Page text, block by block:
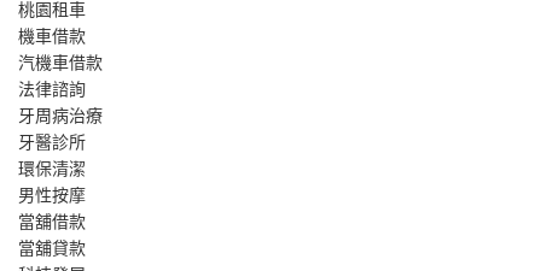
桃園租車
機車借款
汽機車借款
法律諮詢
牙周病治療
牙醫診所
環保清潔
男性按摩
當舖借款
當舖貸款